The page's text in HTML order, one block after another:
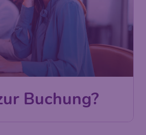
Buchung?